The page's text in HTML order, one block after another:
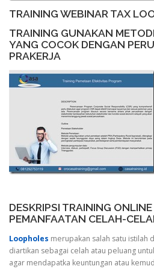
TRAINING WEBINAR TAX
TRAINING GUNAKAN
YANG COCOK DENGAN
PRAKERJA
DESKRIPSI TRAINING
PEMANFAATAN CELAH-
Loopholes merupakan salah satu istilah
diartikan sebagai celah atau peluang
agar mendapatka keuntungan atau